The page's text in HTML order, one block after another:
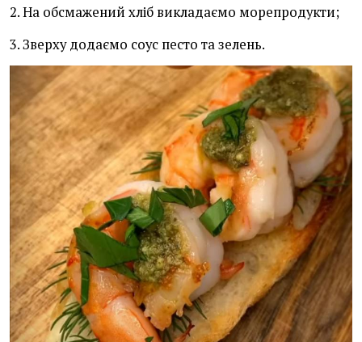
2. На обсмажений хліб викладаємо морепродукти;
3. Зверху додаємо соус песто та зелень.